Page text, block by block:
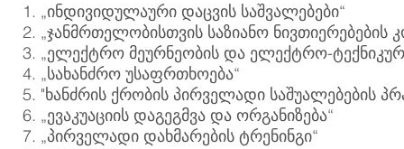
„ინდივიდულაური დაცვის საშვალებები“
„ჯანმრთელობისთვის საზიანო
„ელექტრო მეურნეობის და ელექტრო-
„სახანძრო უსაფრთხოება“
"ხანძრის ქრობის პირველადი საშუალებების
„ევაკუაციის დაგეგმვა და ორგანიზება“
„პირველადი დახმარების ტრენინგი“